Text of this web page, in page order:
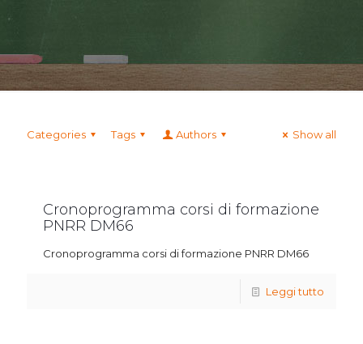
Categories Tags Authors Show all
Cronoprogramma corsi di formazione
PNRR DM66
Cronoprogramma corsi di formazione PNRR DM66
Leggi tutto